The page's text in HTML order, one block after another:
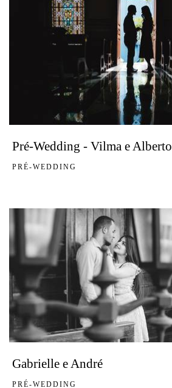
Pré-Wedding - Vilma e Alberto
PRÉ-WEDDING
Gabrielle e André
PRÉ-WEDDING